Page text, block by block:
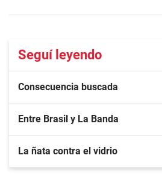
Seguí leyendo
Consecuencia buscada
Entre Brasil y La Banda
La ñata contra el vidrio